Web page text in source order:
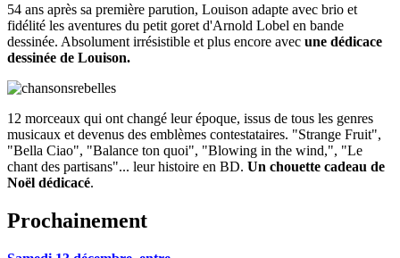
54 ans après sa première parution, Louison adapte avec brio et
fidélité les aventures du petit goret d'Arnold Lobel en bande
dessinée. Absolument irrésistible et plus encore avec une dédicace
dessinée de Louison.
12 morceaux qui ont changé leur époque, issus de tous les genres
musicaux et devenus des emblèmes contestataires. "Strange Fruit",
"Bella Ciao", "Balance ton quoi", "Blowing in the wind,", "Le
chant des partisans"... leur histoire en BD. Un chouette cadeau de
Noël dédicacé.
Prochainement